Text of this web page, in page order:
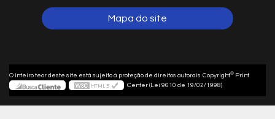
Mapa do site
O inteiro teor deste site está sujeito à proteção de direitos autorais. Copyright© Print
Center (Lei 9610 de 19/02/1998)